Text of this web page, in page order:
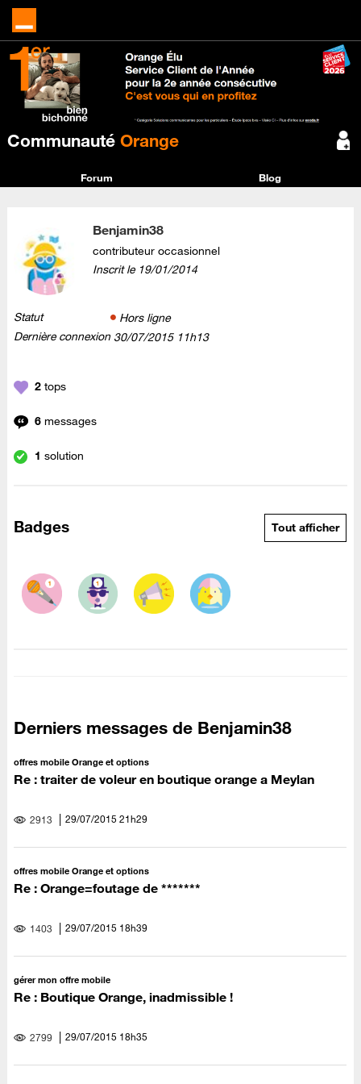
Communauté Orange
Forum Blog
Benjamin38
contributeur occasionnel
Inscrit le ‎19/01/2014
Statut
Hors ligne
Dernière connexion ‎30/07/2015 11h13
2 tops
6 messages
1 solution
Badges Tout afficher
Derniers messages de Benjamin38
offres mobile Orange et options
Re : traiter de voleur en boutique orange a Meylan
2913 ‎29/07/2015 21h29
offres mobile Orange et options
Re : Orange=foutage de *******
1403 ‎29/07/2015 18h39
gérer mon offre mobile
Re : Boutique Orange, inadmissible !
2799 ‎29/07/2015 18h35